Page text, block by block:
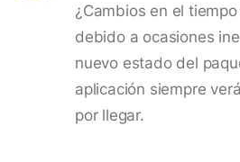
¿Cambios en el
debido a ocasiones
nuevo estado del
aplicación siempre
por llegar.